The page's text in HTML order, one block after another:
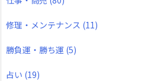
修理・メンテナンス (11)
勝負運・勝ち運 (5)
占い (19)